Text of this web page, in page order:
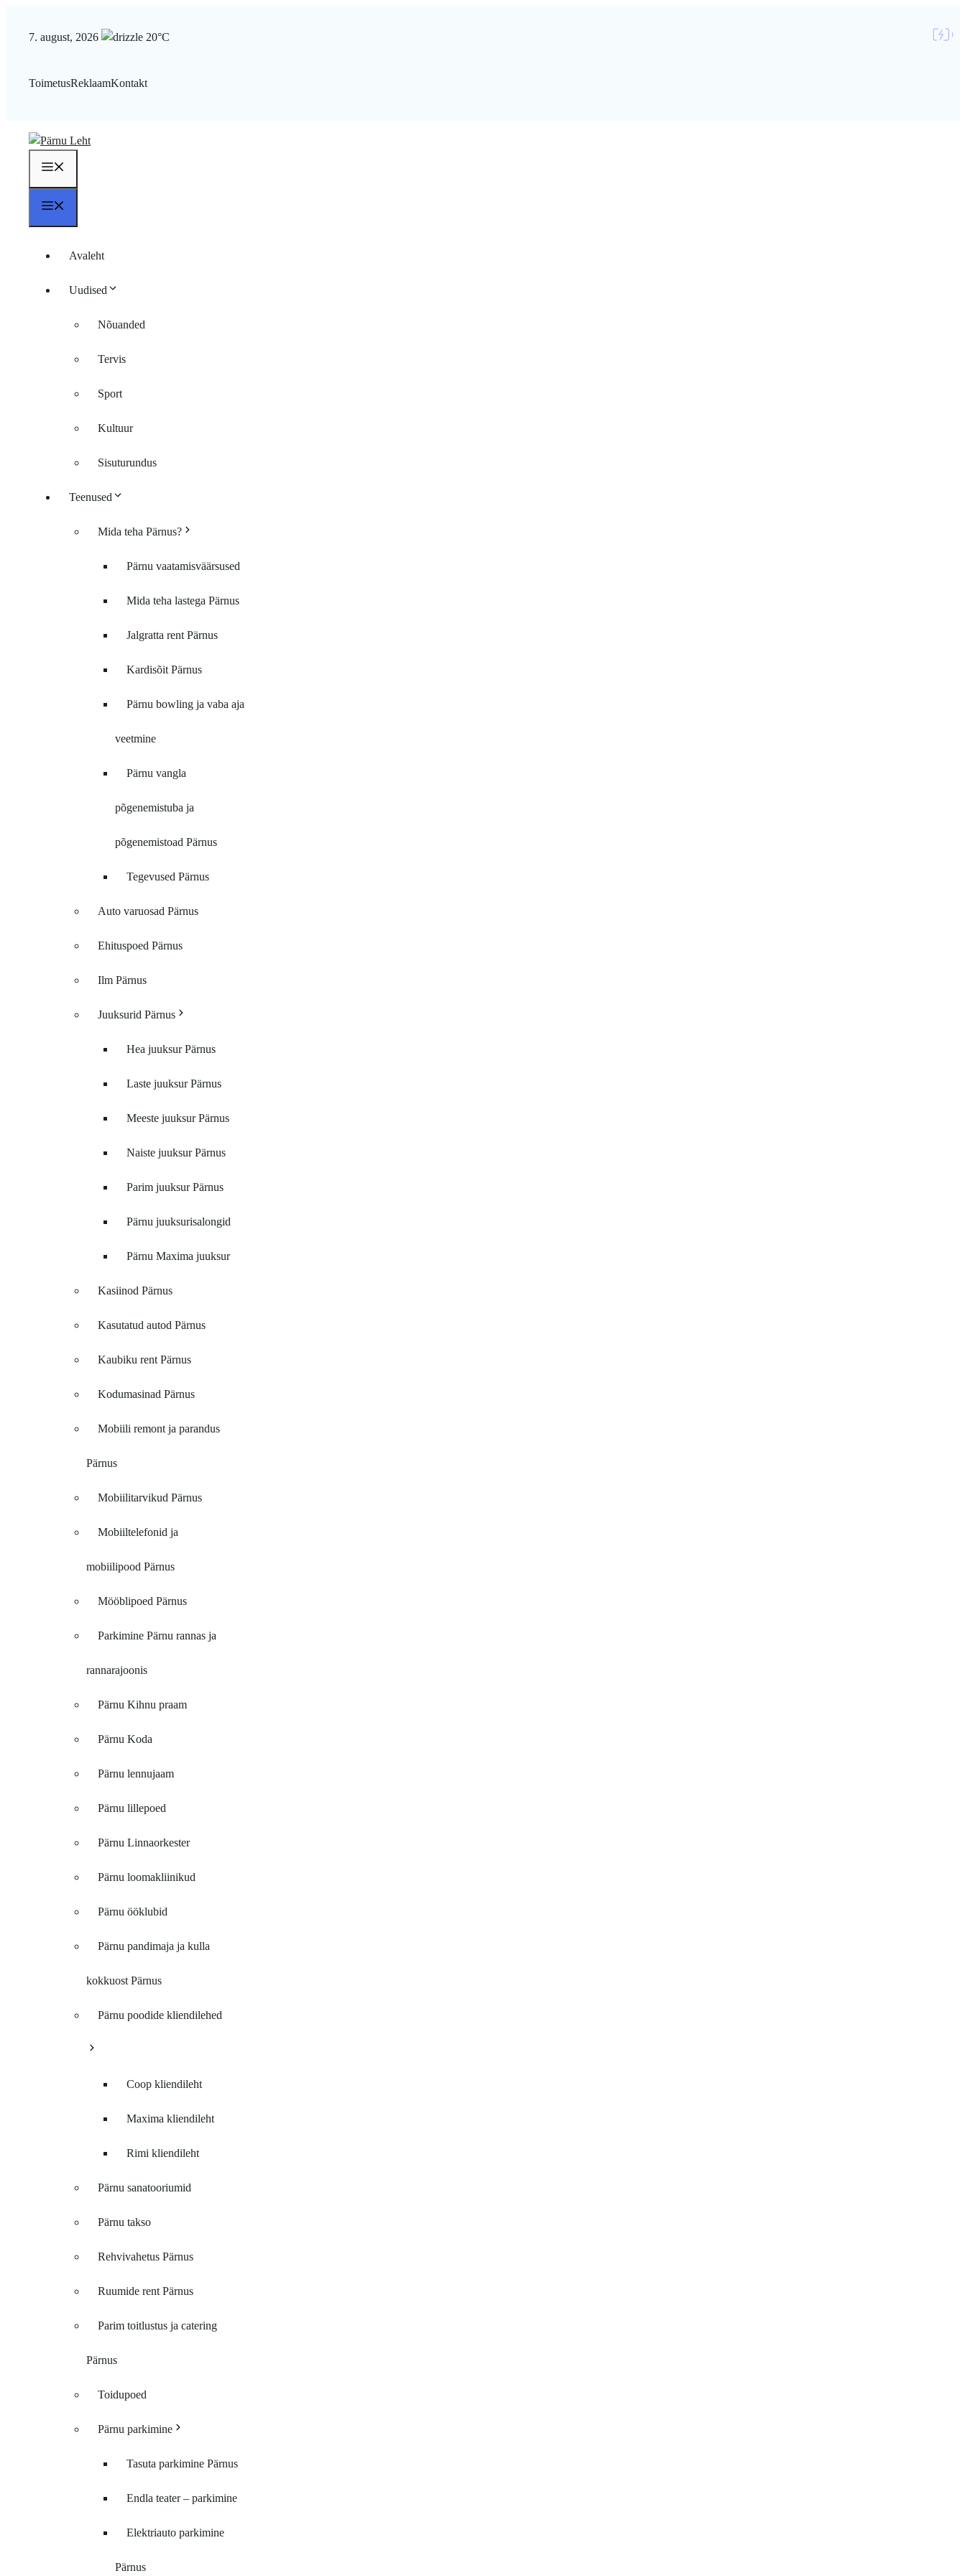
7. august, 2026 20°C
ToimetusReklaamKontakt
Avaleht
Uudised
Nõuanded
Tervis
Sport
Kultuur
Sisuturundus
Teenused
Mida teha Pärnus?
Pärnu vaatamisväärsused
Mida teha lastega Pärnus
Jalgratta rent Pärnus
Kardisõit Pärnus
Pärnu bowling ja vaba aja
veetmine
Pärnu vangla
põgenemistuba ja
põgenemistoad Pärnus
Tegevused Pärnus
Auto varuosad Pärnus
Ehituspoed Pärnus
Ilm Pärnus
Juuksurid Pärnus
Hea juuksur Pärnus
Laste juuksur Pärnus
Meeste juuksur Pärnus
Naiste juuksur Pärnus
Parim juuksur Pärnus
Pärnu juuksurisalongid
Pärnu Maxima juuksur
Kasiinod Pärnus
Kasutatud autod Pärnus
Kaubiku rent Pärnus
Kodumasinad Pärnus
Mobiili remont ja parandus
Pärnus
Mobiilitarvikud Pärnus
Mobiiltelefonid ja
mobiilipood Pärnus
Mööblipoed Pärnus
Parkimine Pärnu rannas ja
rannarajoonis
Pärnu Kihnu praam
Pärnu Koda
Pärnu lennujaam
Pärnu lillepoed
Pärnu Linnaorkester
Pärnu loomakliinikud
Pärnu ööklubid
Pärnu pandimaja ja kulla
kokkuost Pärnus
Pärnu poodide kliendilehed
Coop kliendileht
Maxima kliendileht
Rimi kliendileht
Pärnu sanatooriumid
Pärnu takso
Rehvivahetus Pärnus
Ruumide rent Pärnus
Parim toitlustus ja catering
Pärnus
Toidupoed
Pärnu parkimine
Tasuta parkimine Pärnus
Endla teater – parkimine
Elektriauto parkimine
Pärnus